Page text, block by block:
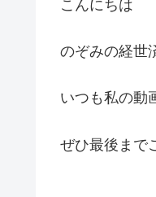
こんにちは
のぞみの経世
いつも私の動
ぜひ最後まで